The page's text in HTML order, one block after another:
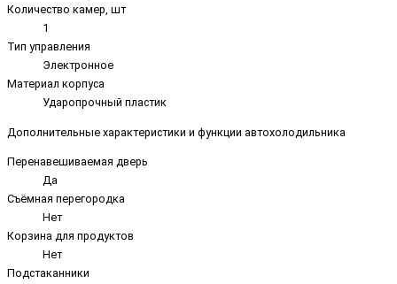
Количество камер, шт
1
Тип управления
Электронное
Материал корпуса
Ударопрочный пластик
Дополнительные характеристики и функции автохолодильника
Перенавешиваемая дверь
Да
Съёмная перегородка
Нет
Корзина для продуктов
Нет
Подстаканники